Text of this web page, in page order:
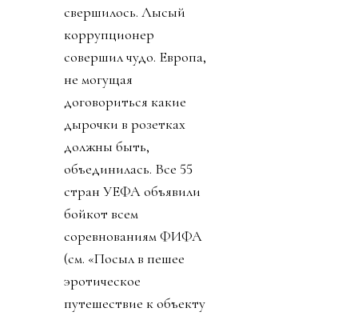
свершилось. Лысый
коррупционер
совершил чудо. Европа,
не могущая
договориться какие
дырочки в розетках
должны быть,
объединилась. Все 55
стран УЕФА объявили
бойкот всем
соревнованиям ФИФА
(см. «Посыл в пешее
эротическое
путешествие к объекту